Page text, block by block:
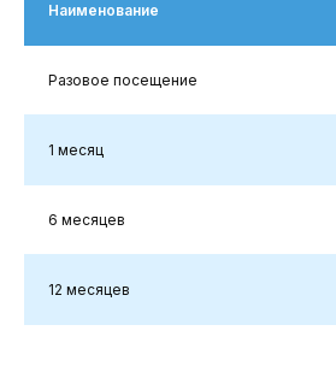
Наименование
Разовое посещение
1 месяц
6 месяцев
12 месяцев